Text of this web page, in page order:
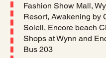
​Fashion Show Mall,
Resort, Awakening by
Soleil, Encore beach
Shops at Wynn and
Bus 203